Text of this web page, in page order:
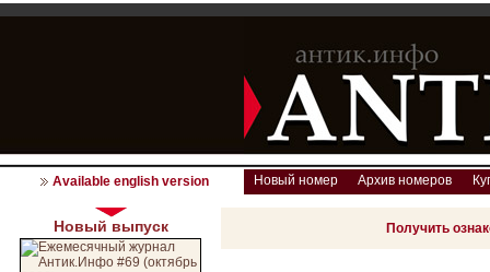
Available english version Новый номер Архив номеров
Новый выпуск Получить